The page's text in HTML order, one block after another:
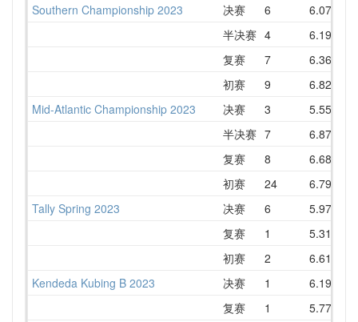
Southern Championship 2023
决赛 6 6.07
半决赛 4 6.19
复赛
7 6.36
初赛
9 6.82
Mid-Atlantic Championship 2023
决赛 3 5.55
半决赛 7 6.87
复赛
8 6.68
初赛
24 6.79
Tally Spring 2023
决赛 6 5.97
复赛
1 5.31
初赛
2 6.61
Kendeda Kubing B 2023
决赛 1 6.19
复赛
1 5.77